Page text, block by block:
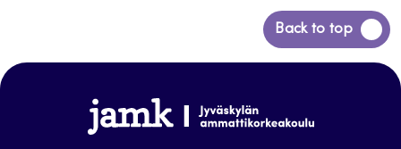
Back to top
Siirry
takaisin
www.jamk.fi